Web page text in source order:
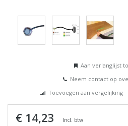
Aan verlanglijst
Neem contact op
Toevoegen aan vergelijking
€ 14,23 Incl. btw